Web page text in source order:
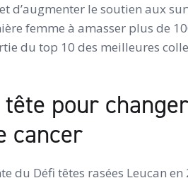
d’augmenter le soutien aux
femme à amasser plus de
du top 10 des meilleures
pour
cancer
du Défi têtes rasées Leucan en